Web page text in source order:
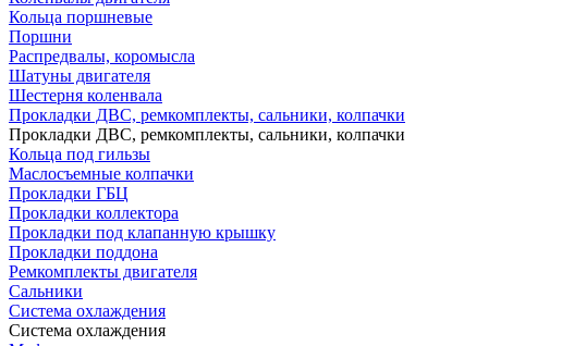
Кольца поршневые
Поршни
Распредвалы, коромысла
Шатуны двигателя
Шестерня коленвала
Прокладки ДВС, ремкомплекты, сальники, колпачки
Прокладки ДВС, ремкомплекты, сальники, колпачки
Кольца под гильзы
Маслосъемные колпачки
Прокладки ГБЦ
Прокладки коллектора
Прокладки под клапанную крышку
Прокладки поддона
Ремкомплекты двигателя
Сальники
Система охлаждения
Система охлаждения